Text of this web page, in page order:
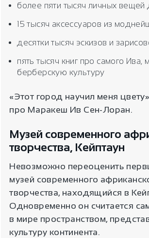
более пяти тысяч личных вещей
15 тысяч аксессуаров из
десятки тысяч эскизов и
пять тысяч книг про самого Ива,
берберскую культуру
«Этот город научил меня
про Маракеш Ив Сен-Лоран.
Музей современного
творчества, Кейптаун
Невозможно переоценить
музей современного
творчества, находящийся в
Одновременно он считается
в мире пространством,
культуру континента.